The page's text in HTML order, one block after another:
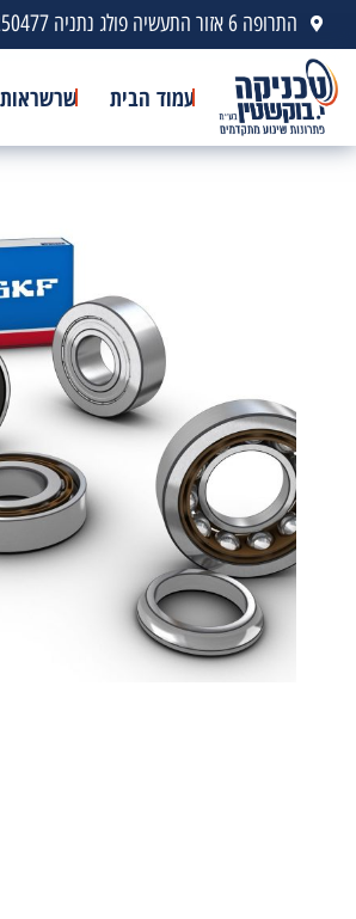
התרופה 6 אזור התעשיה פולג נתניה 4250477
עמוד הבית